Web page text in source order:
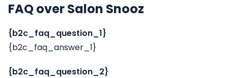
FAQ over Salon Snooz
{b2c_faq_question_1}
{b2c_faq_answer_1}
{b2c_faq_question_2}